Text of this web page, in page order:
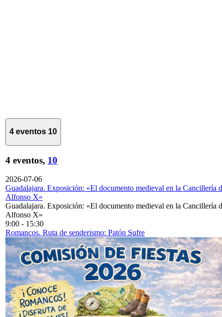
4 eventos 10
4 eventos, 10
2026-07-06
Guadalajara. Exposición: «El documento medieval en la Cancillería
Alfonso X»
Guadalajara. Exposición: «El documento medieval en la Cancillería
Alfonso X»
9:00 - 15:30
Romancos. Ruta de senderismo: Patón Sufre